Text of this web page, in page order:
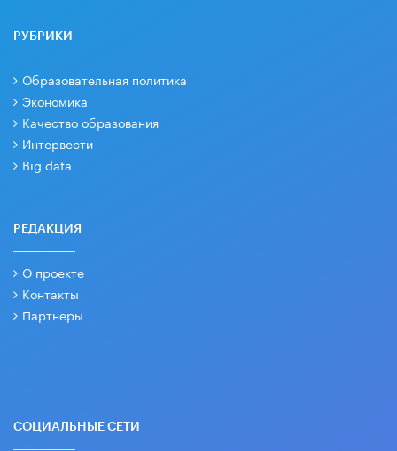
РУБРИКИ
Образовательная политика
Экономика
Качество образования
Интервести
Big data
РЕДАКЦИЯ
О проекте
Контакты
Партнеры
СОЦИАЛЬНЫЕ СЕТИ